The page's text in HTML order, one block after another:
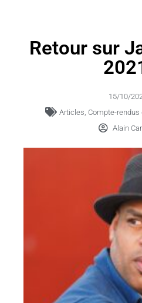
Retour sur
15/10/
Articles Compte-rendus
Alain